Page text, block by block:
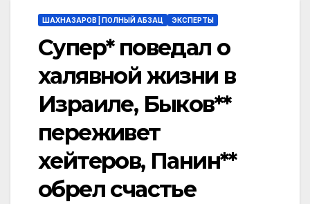
ШАХНАЗАРОВ | ПОЛНЫЙ АБЗАЦ ЭКСПЕРТЫ
Супер* поведал о
халявной жизни в
Израиле, Быков**
переживет
хейтеров, Панин**
обрел счастье